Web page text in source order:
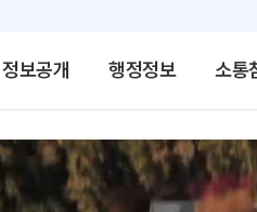
정보공개 행정정보 소통